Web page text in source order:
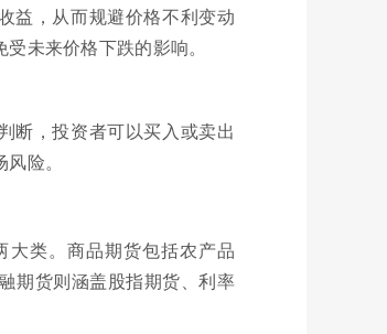
益，从而规避价格不利变动
未来价格下跌的影响。
断，投资者可以买入或卖出
险。
类。商品期货包括农产品
期货则涵盖股指期货、利率